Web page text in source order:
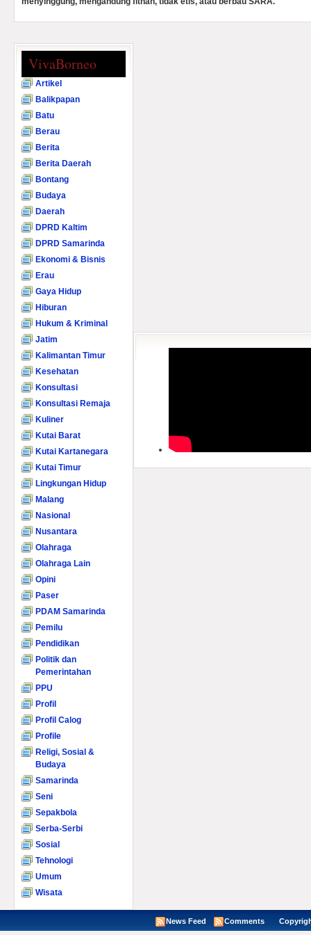
VivaBorneo
Artikel
Balikpapan
Batu
Berau
Berita
Berita Daerah
Bontang
Budaya
Daerah
DPRD Kaltim
DPRD Samarinda
Ekonomi & Bisnis
Erau
Gaya Hidup
Hiburan
Hukum & Kriminal
Jatim
Kalimantan Timur
Kesehatan
Konsultasi
Konsultasi Remaja
Kuliner
Kutai Barat
Kutai Kartanegara
Kutai Timur
Lingkungan Hidup
Malang
Nasional
Nusantara
Olahraga
Olahraga Lain
Opini
Paser
PDAM Samarinda
Pemilu
Pendidikan
Politik dan
Pemerintahan
PPU
Profil
Profil Calog
Profile
Religi, Sosial &
Budaya
Samarinda
Seni
Sepakbola
Serba-Serbi
Sosial
Tehnologi
Umum
Wisata
News Feed Comments Copyright